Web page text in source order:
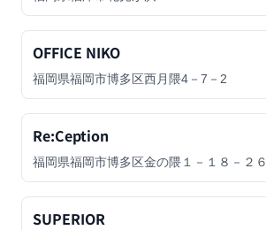
OFFICE NIKO
福岡県福岡市博多区西月隈4－7－2
Re:Ception
福岡県福岡市博多区金の隈１－１８－２６
SUPERIOR